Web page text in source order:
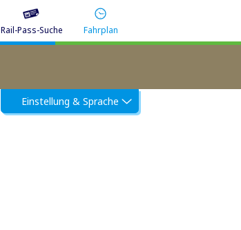
Rail-Pass-Suche Fahrplan
Einstellung & Sprache